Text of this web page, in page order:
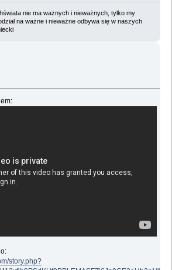
nie ma ważnych i nieważnych, tylko my
na ważne i nieważne odbywa się w naszych
story.php?